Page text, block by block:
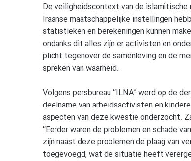
De veiligheidscontext van de
Iraanse maatschappelijke instellingen
statistieken en berekeningen kunnen
ondanks dit alles zijn er activisten en
plicht tegenover de samenleving en de
spreken van waarheid.
Volgens persbureau “ILNA” werd op de
deelname van arbeidsactivisten en
aspecten van deze kwestie onderzocht.
“Eerder waren de problemen en schade
zijn naast deze problemen de plaag van
toegevoegd, wat de situatie heeft